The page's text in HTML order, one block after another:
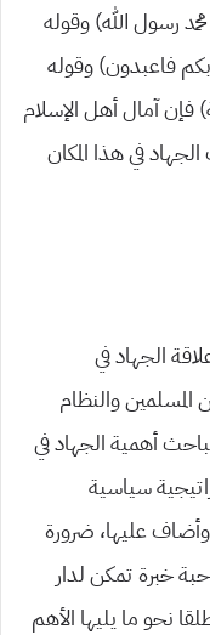
رسول الله) وقوله
فاعبدون) وقوله
فإن آمال أهل الإسلام
في هذا المكان
الجهاد في
المسلمين والنظام
أهمية الجهاد في
سياسية
عليها، ضرورة
خبرة تمكن لدار
نحو ما يليها الأهم